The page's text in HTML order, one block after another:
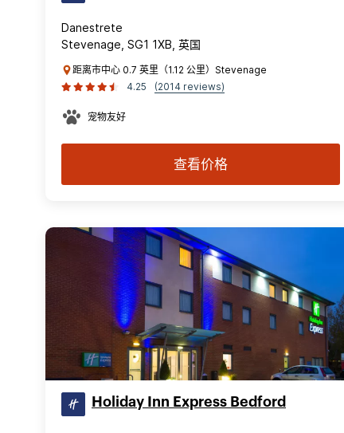
Danestrete
Stevenage, SG1 1XB, 英国
距离市中心 0.7 英里（1.12 公里）Stevenage
4.25
(2014 reviews)
宠物友好
查看价格
Holiday Inn Express Bedford